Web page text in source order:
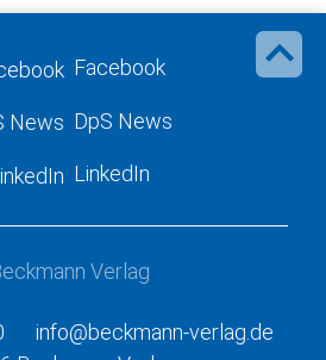
Facebook
DpS News
LinkedIn
info@beckmann-verlag.de